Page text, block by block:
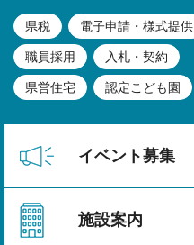
県税 電子申請・様式提供
職員採用 入札・契約
県営住宅 認定こども園
イベント募集
施設案内